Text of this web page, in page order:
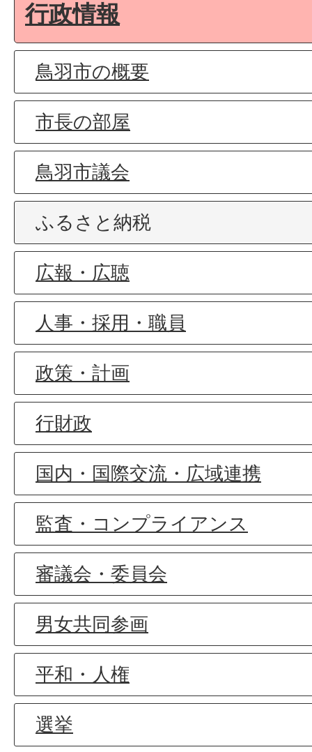
行政情報
鳥羽市の概要
市長の部屋
鳥羽市議会
ふるさと納税
広報・広聴
人事・採用・職員
政策・計画
行財政
国内・国際交流・広域連携
監査・コンプライアンス
審議会・委員会
男女共同参画
平和・人権
選挙